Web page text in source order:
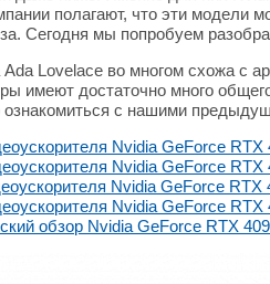
полагают, что эти модели
Сегодня мы попробуем
Ada Lovelace во многом схожа с
имеют достаточно много
ознакомиться с нашими
Nvidia GeForce RTX
Nvidia GeForce RTX
Nvidia GeForce RTX
Nvidia GeForce RTX
обзор Nvidia GeForce RTX